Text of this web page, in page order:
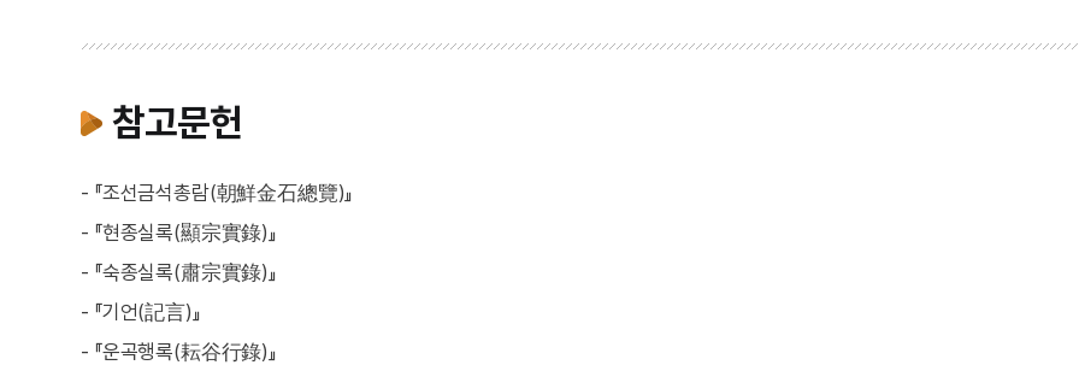
참고문헌
- 『조선금석총람(朝鮮金石總覽)』
- 『현종실록(顯宗實錄)』
- 『숙종실록(肅宗實錄)』
- 『기언(記言)』
- 『운곡행록(耘谷行錄)』